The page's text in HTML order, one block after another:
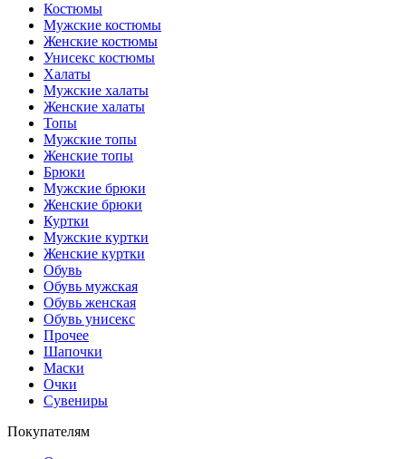
Костюмы
Мужские костюмы
Женские костюмы
Унисекс костюмы
Халаты
Мужские халаты
Женские халаты
Топы
Мужские топы
Женские топы
Брюки
Мужские брюки
Женские брюки
Куртки
Мужские куртки
Женские куртки
Обувь
Обувь мужская
Обувь женская
Обувь унисекс
Прочее
Шапочки
Маски
Очки
Сувениры
Покупателям